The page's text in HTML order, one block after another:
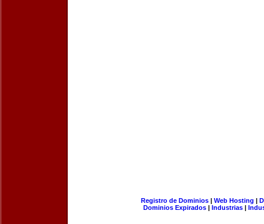
Registro de Dominios| Web Hosting |
Dominios Expirados | Industrias |